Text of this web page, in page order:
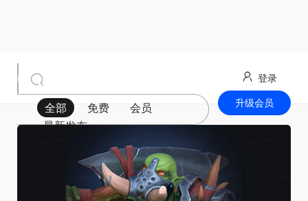
全部 免费
会员
最新发布
登录
升级会员